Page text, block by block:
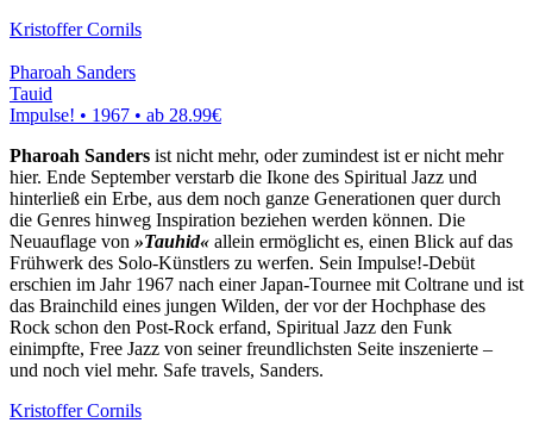
Kristoffer Cornils
Pharoah Sanders
Tauid
Impulse! • 1967 • ab 28.99€
Pharoah Sanders ist nicht mehr, oder zumindest ist er nicht mehr
hier. Ende September verstarb die Ikone des Spiritual Jazz und
hinterließ ein Erbe, aus dem noch ganze Generationen quer durch
die Genres hinweg Inspiration beziehen werden können. Die
Neuauflage von »Tauhid« allein ermöglicht es, einen Blick auf das
Frühwerk des Solo-Künstlers zu werfen. Sein Impulse!-Debüt
erschien im Jahr 1967 nach einer Japan-Tournee mit Coltrane und ist
das Brainchild eines jungen Wilden, der vor der Hochphase des
Rock schon den Post-Rock erfand, Spiritual Jazz den Funk
einimpfte, Free Jazz von seiner freundlichsten Seite inszenierte –
und noch viel mehr. Safe travels, Sanders.
Kristoffer Cornils